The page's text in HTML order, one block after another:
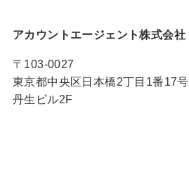
アカウントエージェント株式会社
〒103-0027
東京都中央区日本橋2丁目1番17号
丹生ビル2F